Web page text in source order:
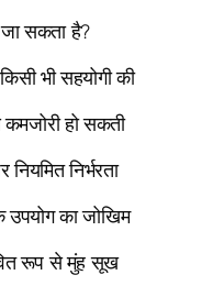
सकता है?
किसी भी सहयोगी की
कमजोरी हो सकती
निर्भरता
का जोखिम
रूप से मुंह सूख